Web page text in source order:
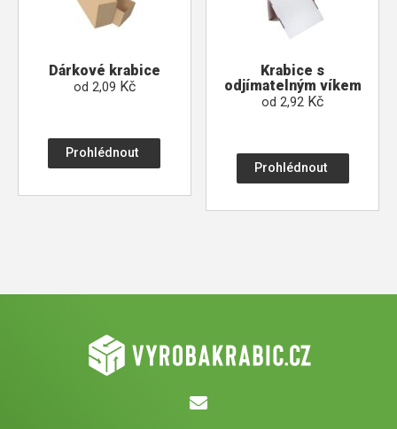
Dárkové krabice
od 2,09 Kč
Prohlédnout
Krabice s
odjímatelným víkem
od2,92 Kč
Prohlédnout